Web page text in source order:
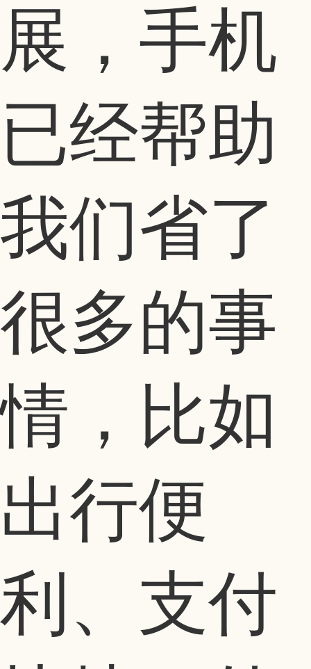
展，手机
已经帮助
我们省了
很多的事
情，比如
出行便
利、支付